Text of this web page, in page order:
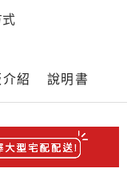
紹 說明書